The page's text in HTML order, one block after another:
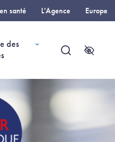
santé L'Agence Europe
des
Recherche